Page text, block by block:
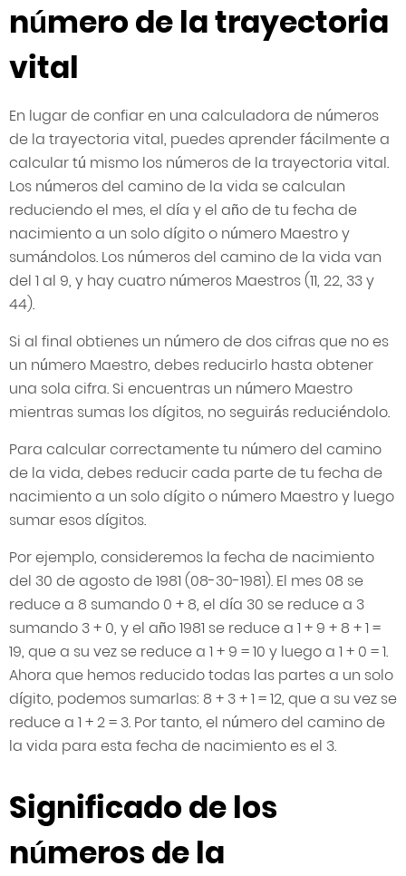
número de la trayectoria
vital
En lugar de confiar en una calculadora de números
de la trayectoria vital, puedes aprender fácilmente a
calcular tú mismo los números de la trayectoria vital.
Los números del camino de la vida se calculan
reduciendo el mes, el día y el año de tu fecha de
nacimiento a un solo dígito o número Maestro y
sumándolos. Los números del camino de la vida van
del 1 al 9, y hay cuatro números Maestros (11, 22, 33 y
44).
Si al final obtienes un número de dos cifras que no es
un número Maestro, debes reducirlo hasta obtener
una sola cifra. Si encuentras un número Maestro
mientras sumas los dígitos, no seguirás reduciéndolo.
Para calcular correctamente tu número del camino
de la vida, debes reducir cada parte de tu fecha de
nacimiento a un solo dígito o número Maestro y luego
sumar esos dígitos.
Por ejemplo, consideremos la fecha de nacimiento
del 30 de agosto de 1981 (08-30-1981). El mes 08 se
reduce a 8 sumando 0 + 8, el día 30 se reduce a 3
sumando 3 + 0, y el año 1981 se reduce a 1 + 9 + 8 + 1 =
19, que a su vez se reduce a 1 + 9 = 10 y luego a 1 + 0 = 1.
Ahora que hemos reducido todas las partes a un solo
dígito, podemos sumarlas: 8 + 3 + 1 = 12, que a su vez se
reduce a 1 + 2 = 3. Por tanto, el número del camino de
la vida para esta fecha de nacimiento es el 3.
Significado de los
números de la